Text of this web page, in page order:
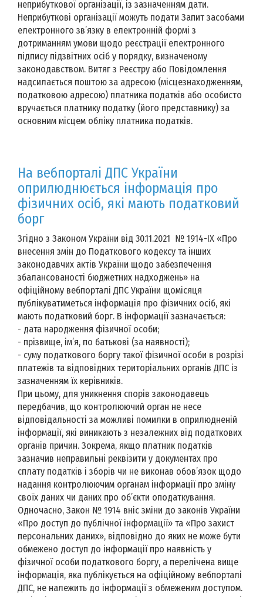
неприбуткової організації, із зазначенням дати.
Неприбуткові організації можуть подати Запит засобами
електронного зв’язку в електронній формі з
дотриманням умови щодо реєстрації електронного
підпису підзвітних осіб у порядку, визначеному
законодавством. Витяг з Реєстру або Повідомлення
надсилається поштою за адресою (місцезнаходженням,
податковою адресою) платника податків або особисто
вручається платнику податку (його представнику) за
основним місцем обліку платника податків.
На вебпорталі ДПС України
оприлюднюється інформація про
фізичних осіб, які мають податковий
борг
Згідно з Законом України від 30.11.2021 № 1914-IX «Про
внесення змін до Податкового кодексу та інших
законодавчих актів України щодо забезпечення
збалансованості бюджетних надходжень» на
офіційному вебпорталі ДПС України щомісяця
публікуватиметься інформація про фізичних осіб, які
мають податковий борг. В інформації зазначається:
- дата народження фізичної особи;
- прізвище, ім’я, по батькові (за наявності);
- суму податкового боргу такої фізичної особи в розрізі
платежів та відповідних територіальних органів ДПС із
зазначенням їх керівників.
При цьому, для уникнення спорів законодавець
передбачив, що контролюючий орган не несе
відповідальності за можливі помилки в оприлюдненій
інформації, які виникають з незалежних від податкових
органів причин. Зокрема, якщо платник податків
зазначив неправильні реквізити у документах про
сплату податків і зборів чи не виконав обов’язок щодо
надання контролюючим органам інформації про зміну
своїх даних чи даних про об’єкти оподаткування.
Одночасно, Закон № 1914 вніс зміни до законів України
«Про доступ до публічної інформації» та «Про захист
персональних даних», відповідно до яких не може бути
обмежено доступ до інформації про наявність у
фізичної особи податкового боргу, а перелічена вище
інформація, яка публікується на офіційному вебпорталі
ДПС, не належить до інформації з обмеженим доступом.